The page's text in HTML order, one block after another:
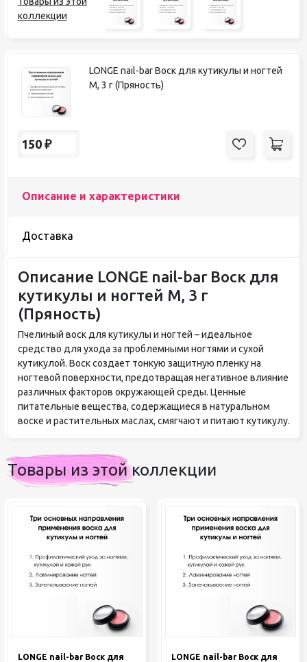
коллекции
LONGE nail-bar Воск для кутикулы и ногтей
М, 3 г (Пряность)
150 ₽
Описание и характеристики
Доставка
Описание LONGE nail-bar Воск для
кутикулы и ногтей М, 3 г
(Пряность)
Пчелиный воск для кутикулы и ногтей – идеальное
средство для ухода за проблемными ногтями и сухой
кутикулой. Воск создает тонкую защитную пленку на
ногтевой поверхности, предотвращая негативное влияние
различных факторов окружающей среды. Ценные
питательные вещества, содержащиеся в натуральном
воске и растительных маслах, смягчают и питают кутикулу.
Товары из этой коллекции
LONGE nail-bar Воск для LONGE nail-bar Воск для